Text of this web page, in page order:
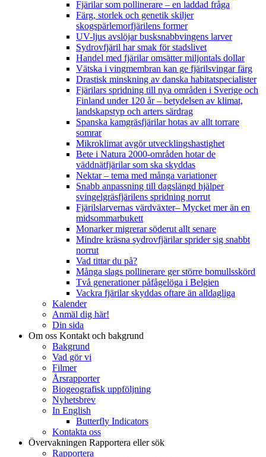
Fjärilar som pollinerare – en laddad fråga
Färg, storlek och genetik skiljer
skogspärlemorfjärilens former
UV-ljus avslöjar busksnabbvingens larver
Sydrovfjäril har smak för stadslivet
Handel med fjärilar omsätter miljontals dollar
Vätska i vingmembran kan ge fjärilsvingar färg
Drastisk minskning av danska habitatspecialister
Fjärilars spridning till nya områden i Sverige och
Finland under 120 år– betydelsen av klimat,
landskapstyp och arters särdrag
Spanska kamgräsfjärilar hotas av allt torrare
somrar
Mikroklimat avgör utvecklingshastighet
Bete i Natura 2000-områden hotar de
väddnätfjärilar som ska skyddas
Nektar – tema med många variationer
Snabb anpassning till dagslängd hjälper
svingelgräsfjärilens spridning norrut
Fjärilslarvernas värdväxter– Mycket mer än en
midsommarbukett
Monarker migrerar söderut allt senare
Mindre kräsna sydrovfjärilar sprider sig snabbt
norrut
Vad tittar du på?
Många slags pollinerare ger större bomullsskörd
Två generationer påfågelöga i Belgien
Vackra fjärilar skyddas oftare än alldagliga
Kalender
Anmäl dig här!
Din sida
Om oss Kontakt och bakgrund
Bakgrund
Vad gör vi
Filmer
Årsrapporter
Biogeografisk uppföljning
Nyhetsbrev
In English
Butterfly Indicators
Kontakta oss
Övervakningen Rapportera eller sök
Rapportera